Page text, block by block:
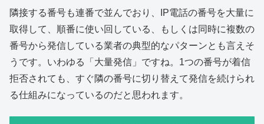
隣接する番号も連番で並んでおり、IP電話の番号を大量に
取得して、順番に使い回している、もしくは同時に複数の
番号から発信している業者の典型的なパターンとも言えそ
うです。いわゆる「大量発信」ですね。1つの番号が着信
拒否されても、すぐ隣の番号に切り替えて発信を続けられ
る仕組みになっているのだと思われます。